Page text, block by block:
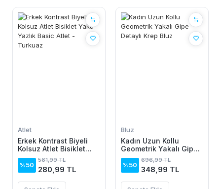
Atlet
Erkek Kontrast Biyeli
Kolsuz Atlet Bisiklet
Yaka Yazlık Basic Atlet
- Turkuaz
%50
561,99 TL
280,99 TL
Bluz
Kadın Uzun Kollu
Geometrik Yakalı Gipe
Detaylı Krep Bluz
%50
696,99 TL
348,99 TL